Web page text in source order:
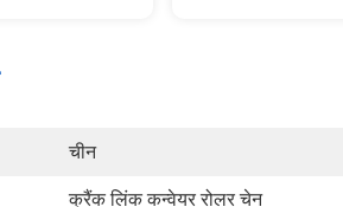
चीन
क्रैंक लिंक कन्वेयर रोलर चेन